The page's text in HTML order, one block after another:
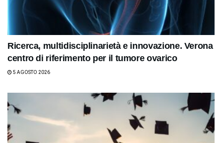
Ricerca, multidisciplinarietà e innovazione. Verona
centro di riferimento per il tumore ovarico
5 AGOSTO 2026